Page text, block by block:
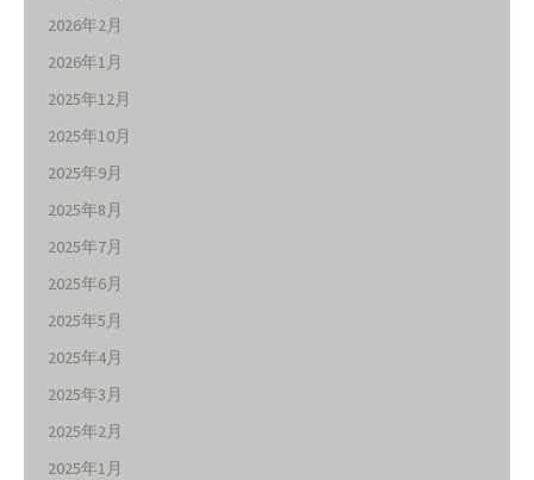
2026年2月
2026年1月
2025年12月
2025年10月
2025年9月
2025年8月
2025年7月
2025年6月
2025年5月
2025年4月
2025年3月
2025年2月
2025年1月